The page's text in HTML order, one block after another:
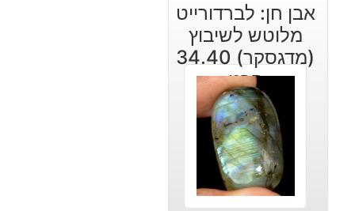
אבן חן: לברדורייט
מלוטש לשיבוץ
(מדגסקר) 34.40
קרט